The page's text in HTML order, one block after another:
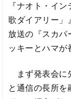
『ナオト・イ
歌ダイアリー」
放送の『スカパ
ッキーとハマが
まず発表会に
と通信の長所を